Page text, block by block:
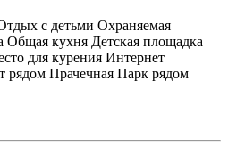
с детьми Охраняемая
Общая кухня Детская площадка
для курения Интернет
рядом Прачечная Парк рядом